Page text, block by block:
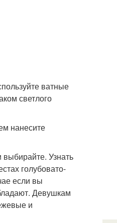
ватные
светлого
нанесите
выбирайте. Узнать
голубовато-
если вы
Девушкам
и